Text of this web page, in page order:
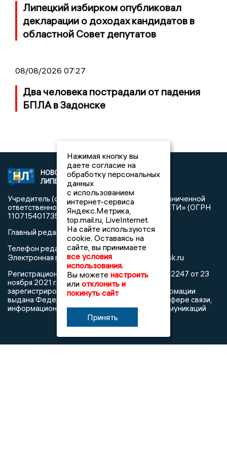
Липецкий избирком опубликовал
декларации о доходах кандидатов в
областной Совет депутатов
08/08/2026 07:27
Два человека пострадали от падения
БПЛА в Задонске
НОВОСТИ
ЛИПЕЦКА
2021 © NEWSLIPETSK.RU | СИ
«Новости Липецка»
Учредитель (соучредители): Общество с ограниченной
ответственностью «РЕГИОНАЛЬНЫЕ НОВОСТИ» (ОГРН
1107154017354)
Главный редактор: Герцог Е.Г.
Телефон редакции: +7 903 699 9427
Электронная почта редакции:
info@newslipetsk.ru
Регистрационный номер: серия Эл № ФС77-82247 от 23
ноября 2021 г. согласно выписке из реестра
зарегистрированных средств массовой информации
выдана Федеральной службой по надзору в сфере связи,
информационных технологий и массовых коммуникаций
Нажимая кнопку вы
даете согласие на
обработку персональных
данных
с использованием
интернет-сервиса
Яндекс.Метрика,
top.mail.ru, LiveInternet.
На сайте используются
cookie. Оставаясь на
сайте, вы принимаете
все условия
использования.
Вы можете настроить
или отклонить и
покинуть сайт
Принять